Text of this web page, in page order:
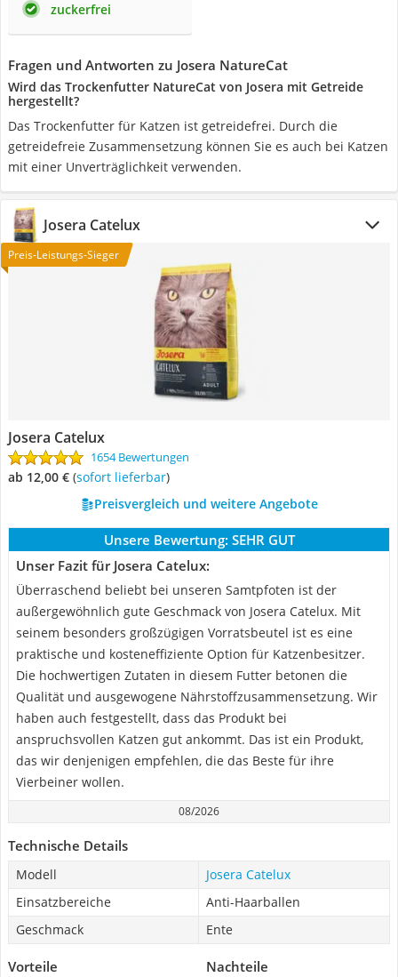
zuckerfrei
Fragen und Antworten zu Josera NatureCat
Wird das Trockenfutter NatureCat von Josera mit Getreide
hergestellt?
Das Trockenfutter für Katzen ist getreidefrei. Durch die
getreidefreie Zusammensetzung können Sie es auch bei Katzen
mit einer Unverträglichkeit verwenden.
Josera Catelux
Preis-Leistungs-Sieger
Josera Catelux
1654 Bewertungen
ab 12,00 € ( Sofort lieferbar)
Preisvergleich und weitere Angebote
Unsere Bewertung: SEHR GUT
Unser Fazit für Josera Catelux:
Überraschend beliebt bei unseren Samtpfoten ist der
außergewöhnlich gute Geschmack von Josera Catelux. Mit
seinem besonders großzügigen Vorratsbeutel ist es eine
praktische und kosteneffiziente Option für Katzenbesitzer.
Die hochwertigen Zutaten in diesem Futter betonen die
Qualität und ausgewogene Nährstoffzusammensetzung. Wir
haben auch festgestellt, dass das Produkt bei
anspruchsvollen Katzen gut ankommt. Das ist ein Produkt,
das wir denjenigen empfehlen, die das Beste für ihre
Vierbeiner wollen.
08/2026
Technische Details
Modell
Josera Catelux
Einsatzbereiche
Anti-Haarballen
Geschmack
Ente
Vorteile Nachteile